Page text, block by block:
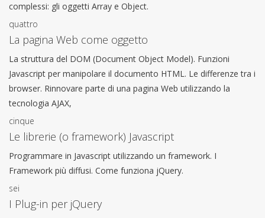
complessi: gli oggetti Array e Object.
quattro
La pagina Web come oggetto
La struttura del DOM (Document Object Model). Funzioni
Javascript per manipolare il documento HTML. Le differenze tra i
browser. Rinnovare parte di una pagina Web utilizzando la
tecnologia AJAX,
cinque
Le librerie (o framework) Javascript
Programmare in Javascript utilizzando un framework. I
Framework più diffusi. Come funziona jQuery.
sei
I Plug-in per jQuery